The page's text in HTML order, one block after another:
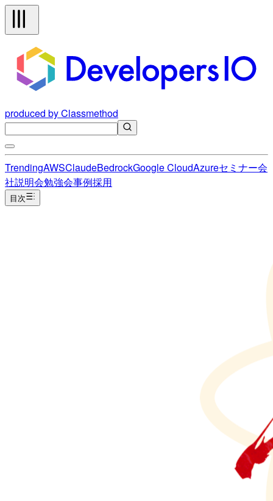
produced by Classmethod
TrendingAWSClaudeBedrockGoogle CloudAzureセミナー会
社説明会勉強会事例採用
目次